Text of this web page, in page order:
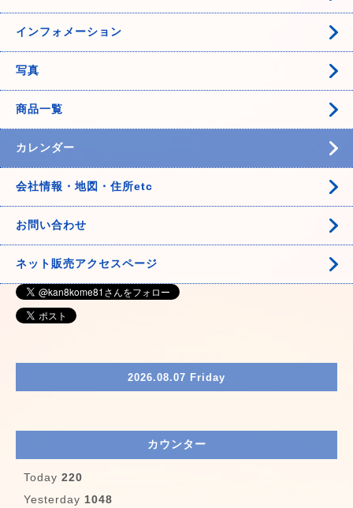
インフォメーション
写真
商品一覧
カレンダー
会社情報・地図・住所etc
お問い合わせ
ネット販売アクセスページ
2026.08.07 Friday
カウンター
Today 220
Yesterday 1048